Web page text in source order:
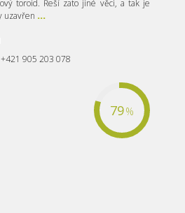
toroid. Řeší zato jiné věci, a tak je
uzavřen ...
905 203 078
79%